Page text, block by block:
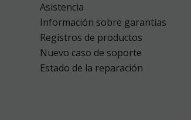
Asistencia
Información sobre garantías
Registros de productos
Nuevo caso de soporte
Estado de la reparación